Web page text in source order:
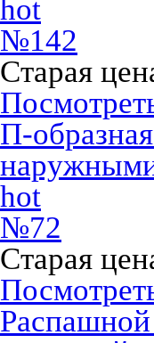
hot
№142
Старая
П-
hot
№72
Старая